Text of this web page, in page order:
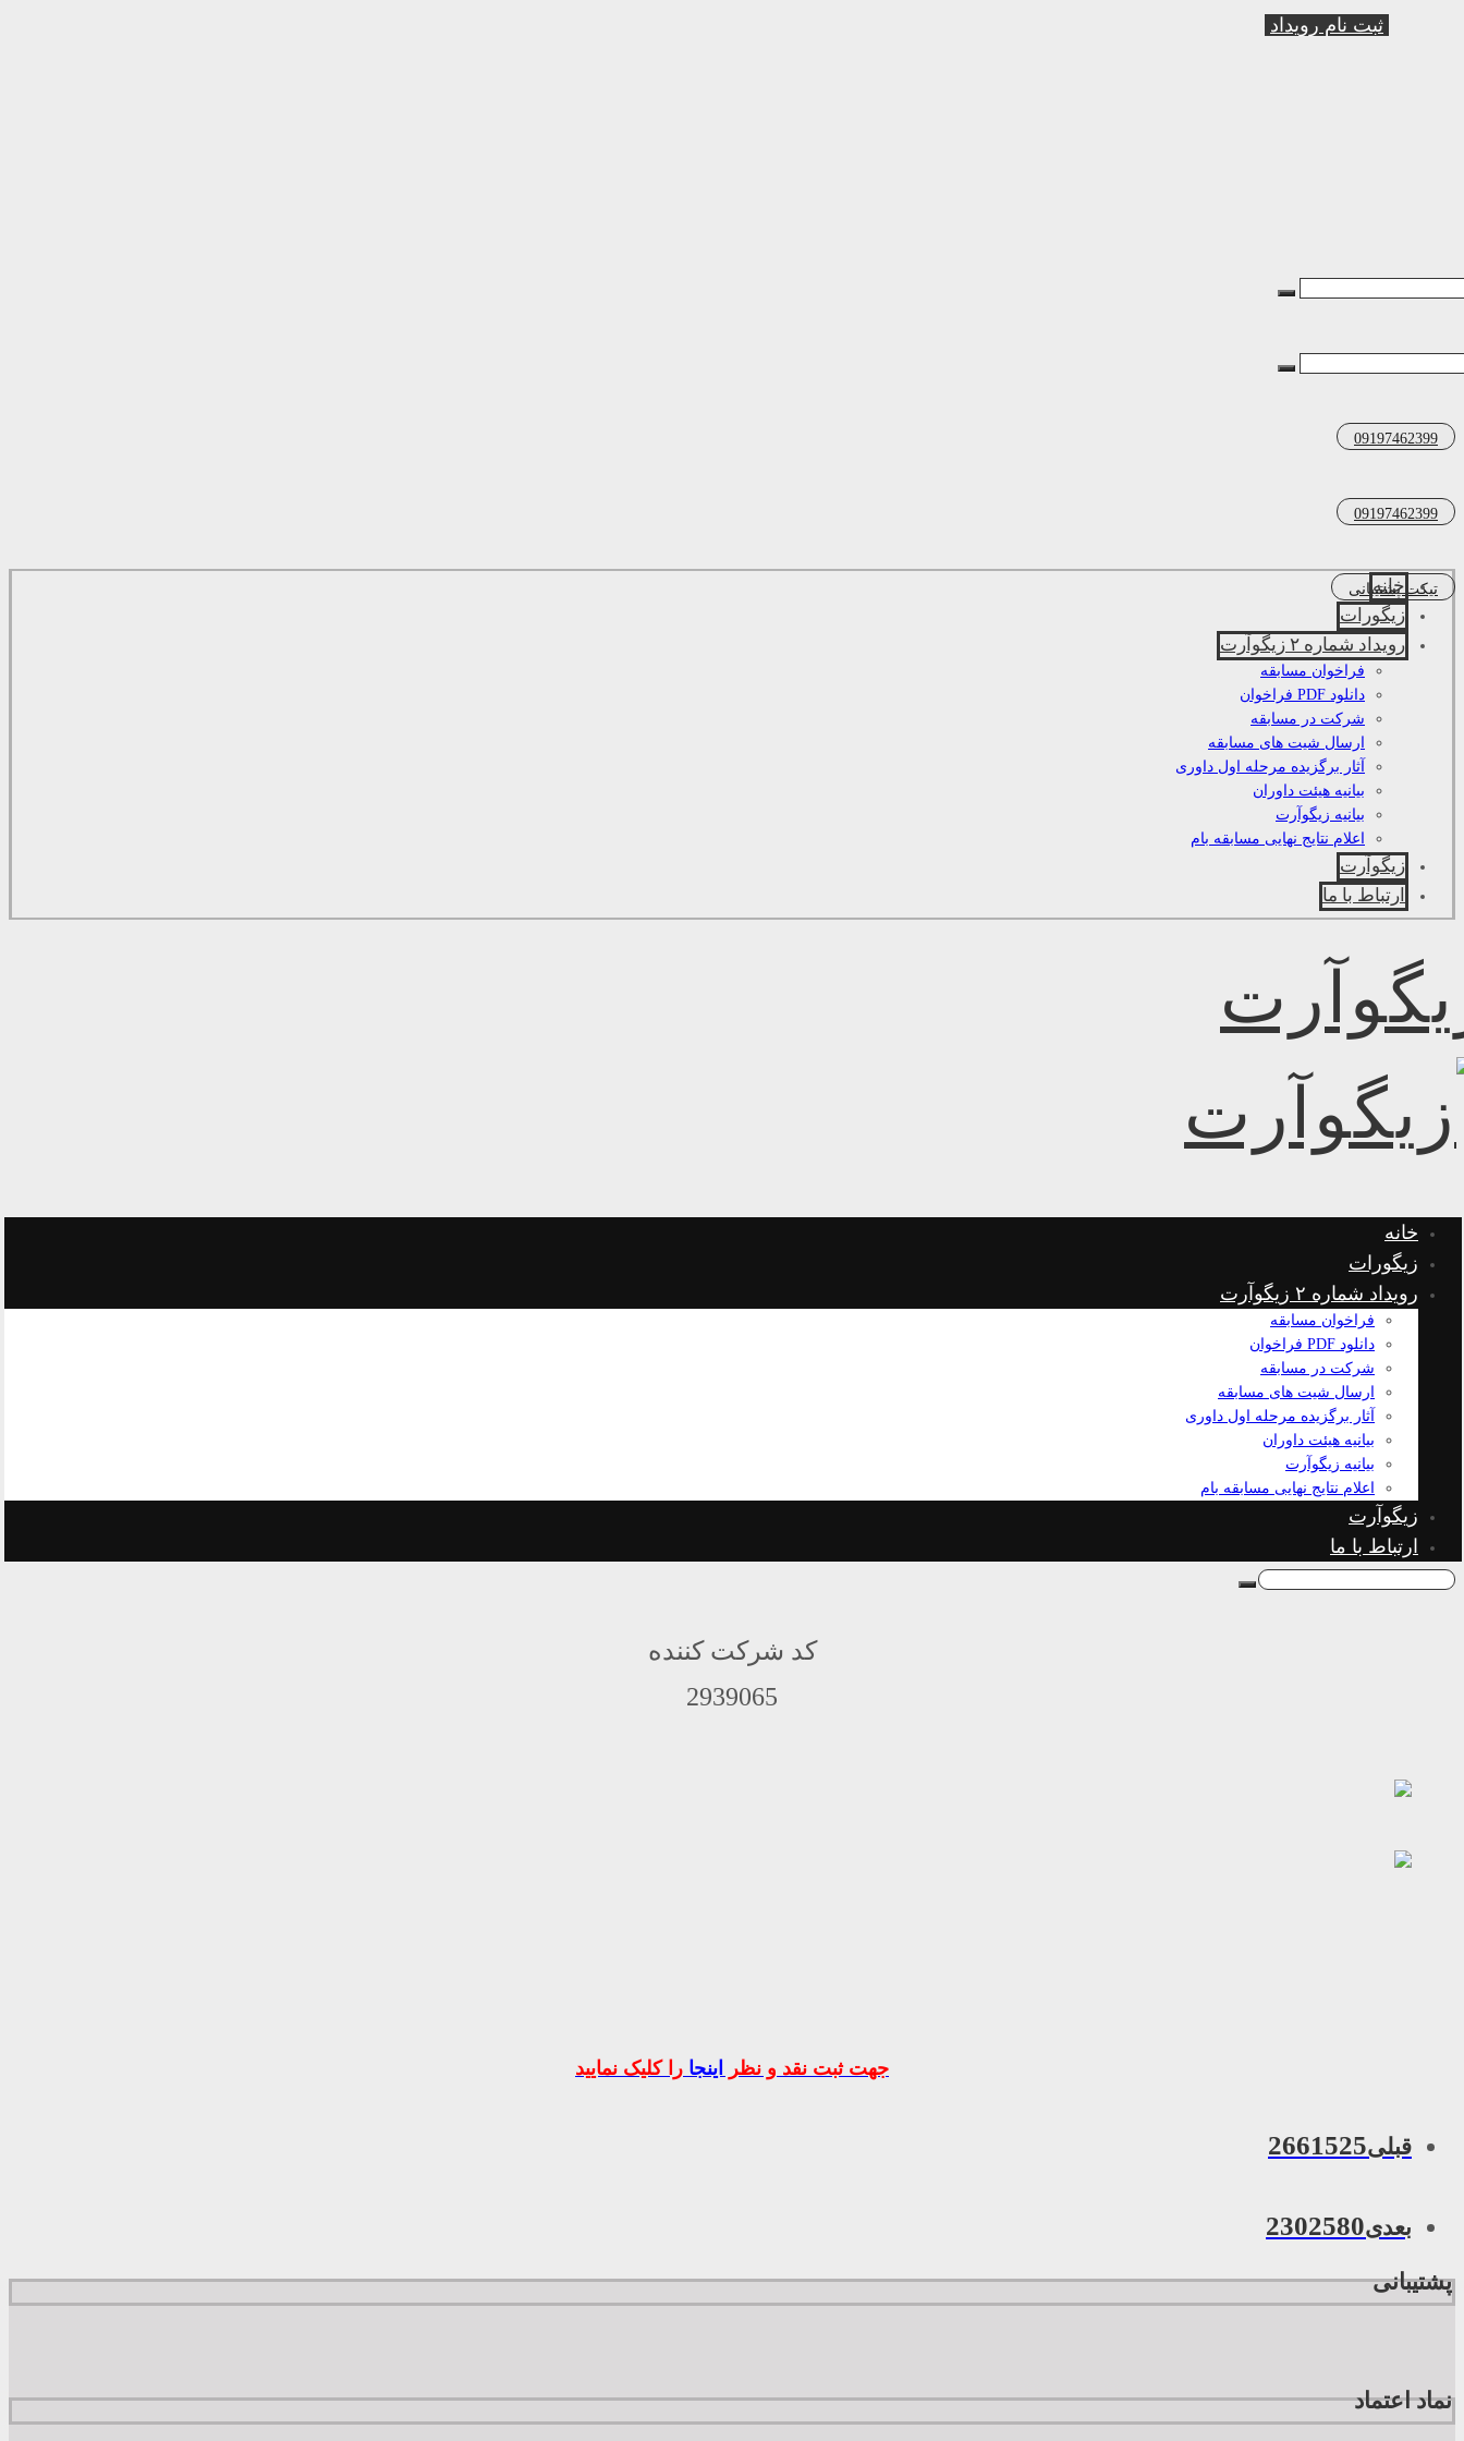
ثبت نام رویداد
09197462399
09197462399
تیکت پشتیبانی
خانه
زیگورات
رویداد شماره ۲ زیگوآرت
فراخوان مسابقه
دانلود PDF فراخوان
شرکت در مسابقه
ارسال شیت های مسابقه
آثار برگزیده مرحله اول داوری
بیانیه هیئت داوران
بیانیه زیگوآرت
اعلام نتایج نهایی مسابقه بام
زیگوآرت
ارتباط با ما
خانه
زیگورات
رویداد شماره ۲ زیگوآرت
فراخوان مسابقه
دانلود PDF فراخوان
شرکت در مسابقه
ارسال شیت های مسابقه
آثار برگزیده مرحله اول داوری
بیانیه هیئت داوران
بیانیه زیگوآرت
اعلام نتایج نهایی مسابقه بام
زیگوآرت
ارتباط با ما
کد شرکت کننده
2939065
جهت ثبت نقد و نظر اینجا را کلیک نمایید
قبلی2661525
بعدی2302580
پشتیبانی
نماد اعتماد